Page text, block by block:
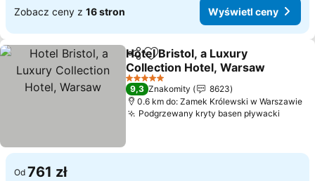
Zobacz ceny z 16 stron Wyświetl ceny
Udostępnij
Dodaj do ulubionych
Hotel Bristol, a Luxury
Collection Hotel, Warsaw
Wyświetl ceny
5 Kategoria
9,3 Znakomity
8623
0.6 km do: Zamek Królewski w Warszawie
Podgrzewany kryty basen pływacki
Od 761 zł